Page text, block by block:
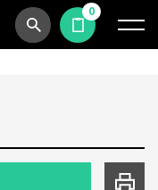
商品検索見積依頼する
0